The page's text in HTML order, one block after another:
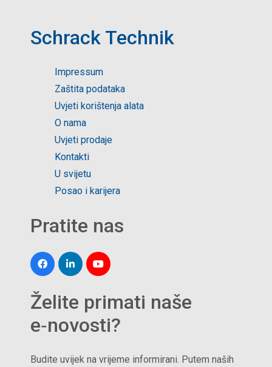
Schrack Technik
Impressum
Zaštita podataka
Uvjeti korištenja alata
O nama
Uvjeti prodaje
Kontakti
U svijetu
Posao i karijera
Pratite nas
Želite primati naše
e‑novosti?
Budite uvijek na vrijeme informirani. Putem naših